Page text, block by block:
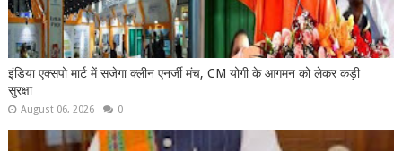
इंडिया एक्सपो मार्ट में सजेगा क्लीन एनर्जी मंच, CM योगी के आगमन को लेकर कड़ी
सुरक्षा
August 06, 2026 0